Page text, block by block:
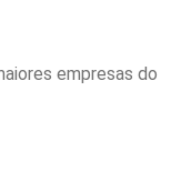
empresas do